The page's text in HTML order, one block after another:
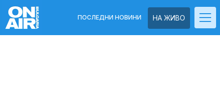
НА ЖИВО
ПОСЛЕДНИ НОВИНИ